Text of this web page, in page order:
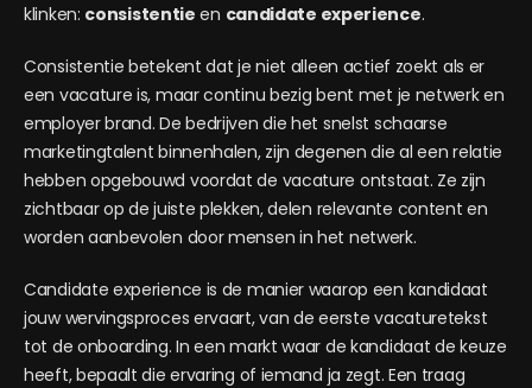
klinken: consistentie en candidate experience.
Consistentie betekent dat je niet alleen actief zoekt als er
een vacature is, maar continu bezig bent met je netwerk en
employer brand. De bedrijven die het snelst schaarse
marketingtalent binnenhalen, zijn degenen die al een relatie
hebben opgebouwd voordat de vacature ontstaat. Ze zijn
zichtbaar op de juiste plekken, delen relevante content en
worden aanbevolen door mensen in het netwerk.
Candidate experience is de manier waarop een kandidaat
jouw wervingsproces ervaart, van de eerste vacaturetekst
tot de onboarding. In een markt waar de kandidaat de keuze
heeft, bepaalt die ervaring of iemand ja zegt. Een traag